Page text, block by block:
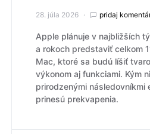
28. júla 2026 pridaj
Apple plánuje v najbližších
a rokoch predstaviť celkom
Mac, ktoré sa budú líšiť
výkonom aj funkciami. Kým
prirodzenými následovníkmi
prinesú prekvapenia.